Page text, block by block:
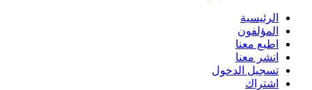
الرئيسية
المؤلفون
اطبع معنا
انشر معنا
تسجيل الدخول
اشتراك